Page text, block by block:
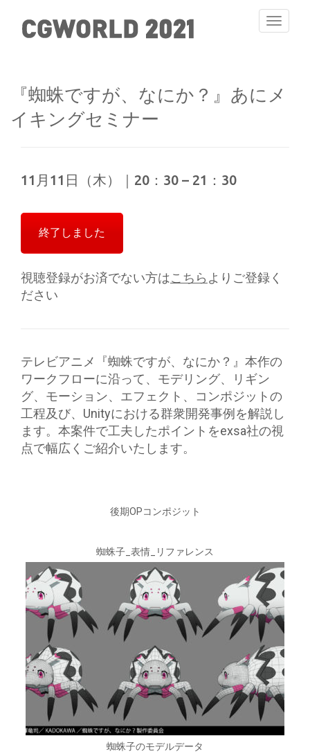
Toggle
『蜘蛛ですが、なにか？』あにメ
イキングセミナー
11月11日（木）｜20：30 – 21：30
終了しました
視聴登録がお済でない方はこちら よりご登録く
ださい
テレビアニメ『蜘蛛ですが、なにか？』本作の
ワークフローに沿って、モデリング、リギン
グ、モーション、エフェクト、コンポジットの
工程及び、Unityにおける群衆開発事例を解説し
ます。本案件で工夫したポイントをexsa社の視
点で幅広くご紹介いたします。
後期OPコンポジット
蜘蛛子_表情_リファレンス
蜘蛛子のモデルデータ